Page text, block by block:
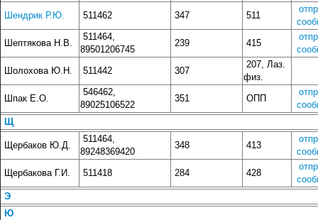
Шендрик Р.Ю.
511462 347 511
Шептякова Н.В.
511464,
89501206745
239 415
Шолохова Ю.Н.
511442 307
207, Лаз.
физ.
Шпак Е.О.
546462,
89025106522
351 ОПП
Щ
Щербаков Ю.Д.
511464,
89248369420
348 413
Щербакова Г.И.
511418 284 428
Э
Ю